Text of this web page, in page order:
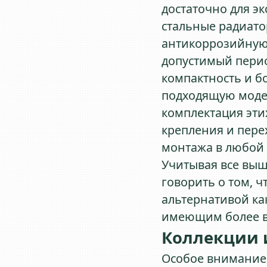
достаточно для
стальные
допустимый
компактность и
подходящую
комплектация
крепления и
монтажа в любой
Учитывая все
говорить о том,
альтернативой
имеющим более
Коллекции
Особое